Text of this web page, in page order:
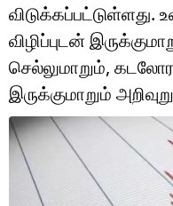
டெக்னாலஜி
ஆன்மீகம்
வைரல்
ஹெஃல்த்
ஷார்ட் வீடியோஸ்
விழிப்புடன்
செல்லுமாறும்,
இருக்குமாறும்